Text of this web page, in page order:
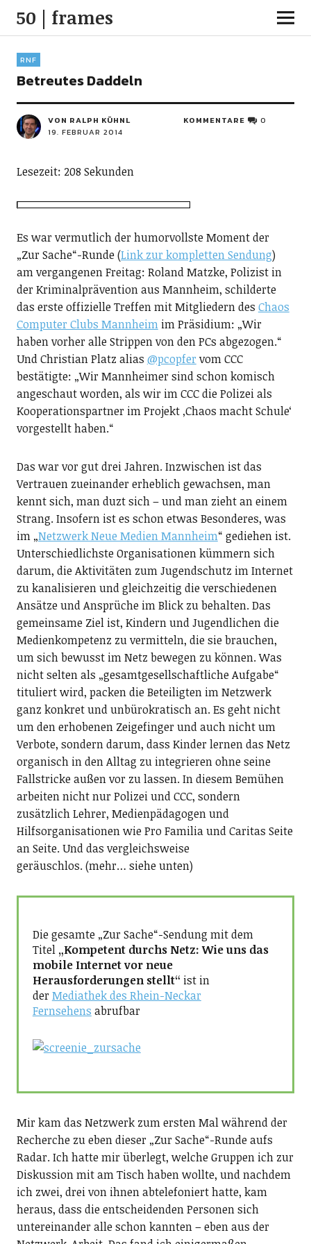
50 | frames
RNF
Betreutes Daddeln
VON RALPH KÜHNL
19. FEBRUAR 2014
KOMMENTARE 0
Lesezeit: 208 Sekunden
Es war vermutlich der humorvollste Moment der
„Zur Sache“-Runde (Link zur kompletten Sendung)
am vergangenen Freitag: Roland Matzke, Polizist in
der Kriminalprävention aus Mannheim, schilderte
das erste offizielle Treffen mit Mitgliedern des Chaos
Computer Clubs Mannheimim Präsidium: „Wir
haben vorher alle Strippen von den PCs abgezogen.“
Und Christian Platz alias @pcopfer vom CCC
bestätigte: „Wir Mannheimer sind schon komisch
angeschaut worden, als wir im CCC die Polizei als
Kooperationspartner im Projekt ‚Chaos macht Schule‘
vorgestellt haben.“
Das war vor gut drei Jahren. Inzwischen ist das
Vertrauen zueinander erheblich gewachsen, man
kennt sich, man duzt sich – und man zieht an einem
Strang. Insofern ist es schon etwas Besonderes, was
im „Netzwerk Neue Medien Mannheim“ gediehen ist.
Unterschiedlichste Organisationen kümmern sich
darum, die Aktivitäten zum Jugendschutz im Internet
zu kanalisieren und gleichzeitig die verschiedenen
Ansätze und Ansprüche im Blick zu behalten. Das
gemeinsame Ziel ist, Kindern und Jugendlichen die
Medienkompetenz zu vermitteln, die sie brauchen,
um sich bewusst im Netz bewegen zu können. Was
nicht selten als „gesamtgesellschaftliche Aufgabe“
tituliert wird, packen die Beteiligten im Netzwerk
ganz konkret und unbürokratisch an. Es geht nicht
um den erhobenen Zeigefinger und auch nicht um
Verbote, sondern darum, dass Kinder lernen das Netz
organisch in den Alltag zu integrieren ohne seine
Fallstricke außen vor zu lassen. In diesem Bemühen
arbeiten nicht nur Polizei und CCC, sondern
zusätzlich Lehrer, Medienpädagogen und
Hilfsorganisationen wie Pro Familia und Caritas Seite
an Seite. Und das vergleichsweise
geräuschlos. (mehr… siehe unten)
Die gesamte „Zur Sache“-Sendung mit dem
Titel „Kompetent durchs Netz: Wie uns das
mobile Internet vor neue
Herausforderungen stellt“ ist in
derMediathek des Rhein-Neckar
Fernsehens abrufbar
Mir kam das Netzwerk zum ersten Mal während der
Recherche zu eben dieser „Zur Sache“-Runde aufs
Radar. Ich hatte mir überlegt, welche Gruppen ich zur
Diskussion mit am Tisch haben wollte, und nachdem
ich zwei, drei von ihnen abtelefoniert hatte, kam
heraus, dass die entscheidenden Personen sich
untereinander alle schon kannten – eben aus der